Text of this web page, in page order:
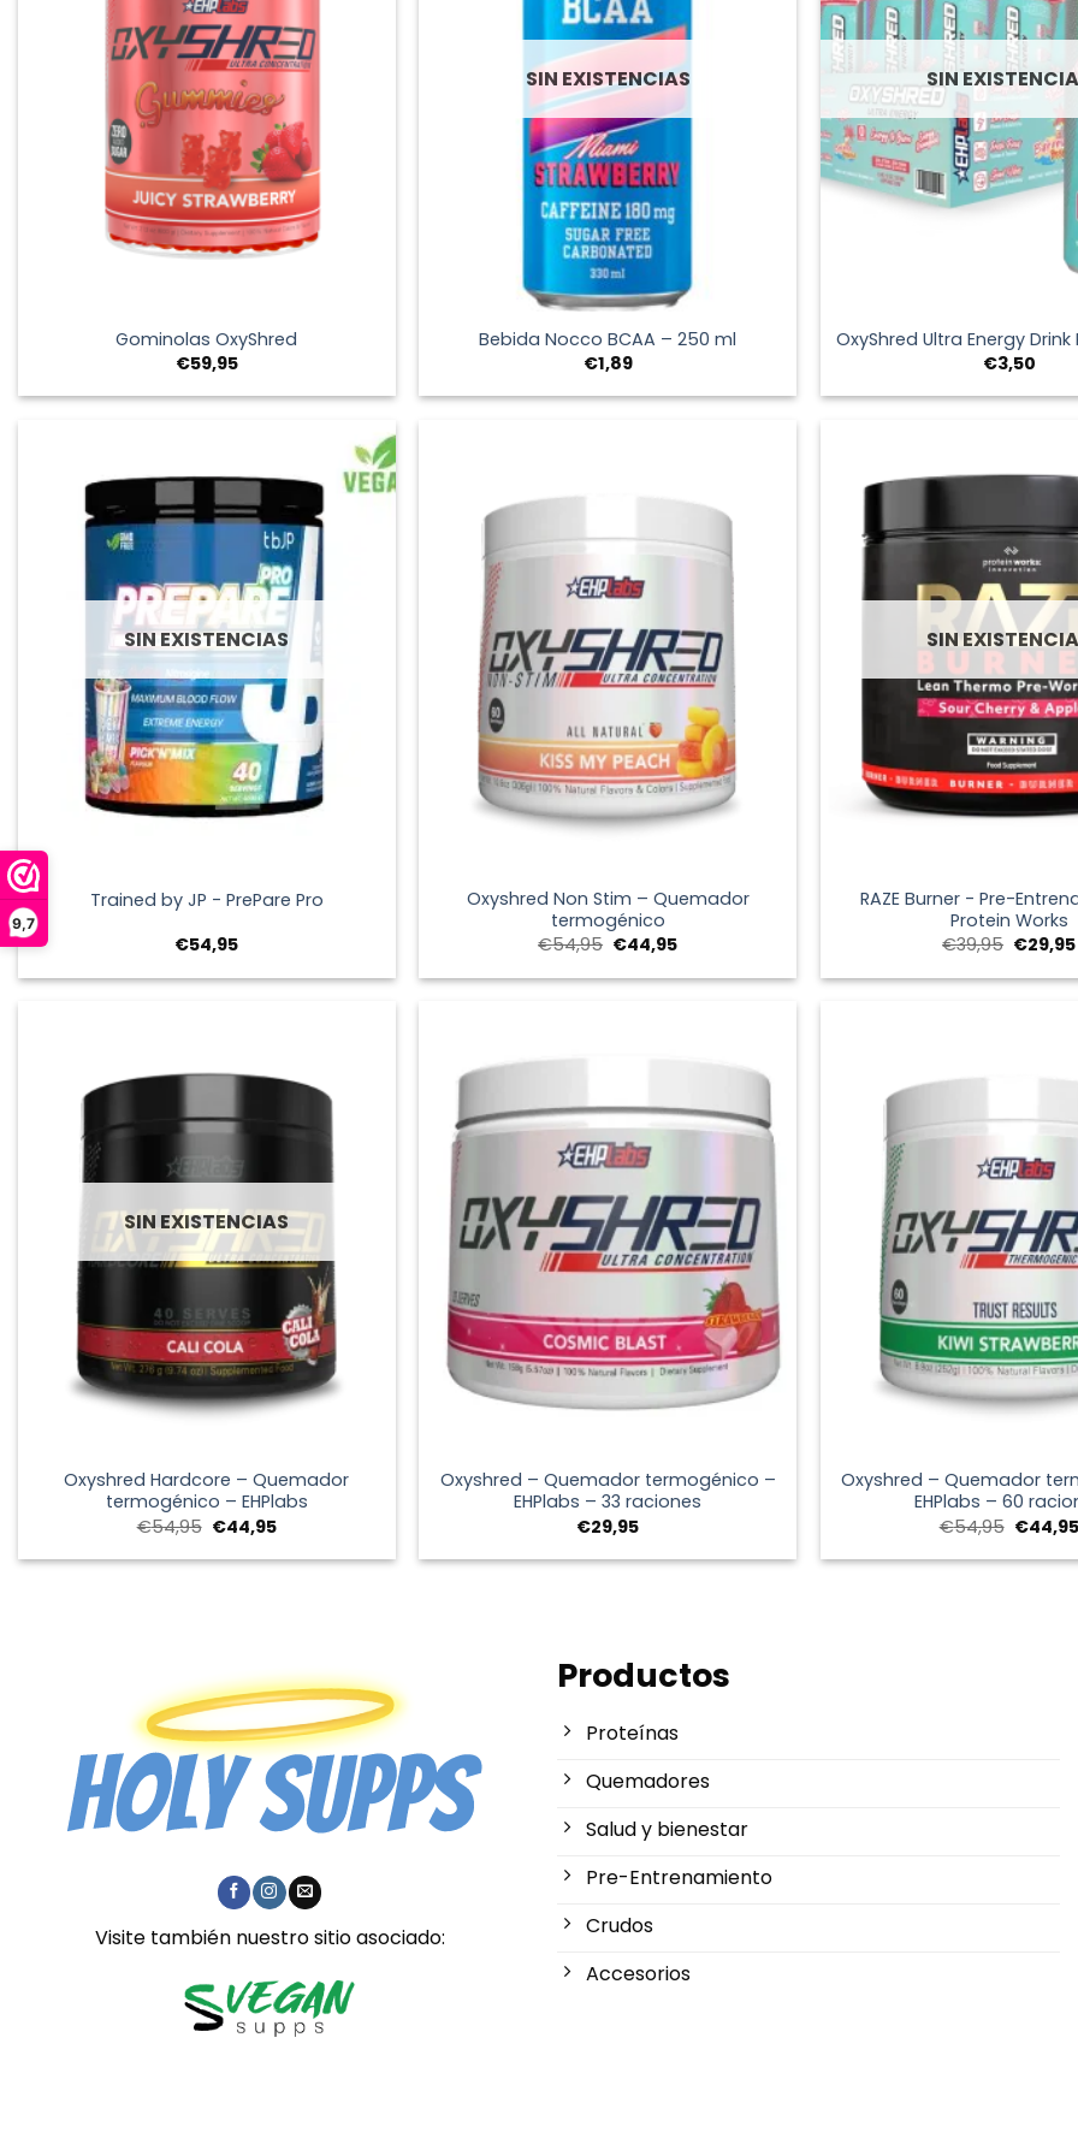
9,7
Gominolas OxyShred
€59,95
SIN EXISTENCIAS
Bebida Nocco BCAA – 250 ml
€1,89
SIN
OxyShred Ultra Energy Drink
€3,50
+
SIN EXISTENCIAS
Trained by JP - PrePare Pro
€54,95
Oxyshred Non Stim – Quemador
termogénico
€54,95 El
precio
original
€44,95El
actual
SIN
RAZE Burner - Pre-
Protein Works
€39,95 El
precio
original
€29,95El
SIN EXISTENCIAS
Oxyshred Hardcore – Quemador
termogénico – EHPlabs
€54,95 El
precio
original
€44,95El
actual
Oxyshred – Quemador termogénico –
EHPlabs – 33 raciones
€29,95
Oxyshred – Quemador
EHPlabs – 60
€54,95 El
precio
original
€44,95El
Visite también nuestro sitio asociado:
Productos
Proteínas
Quemadores
Salud y bienestar
Pre-Entrenamiento
Crudos
Accesorios